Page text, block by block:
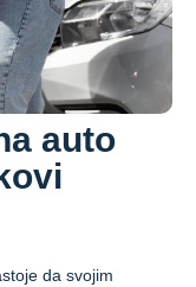
auto
da svojim